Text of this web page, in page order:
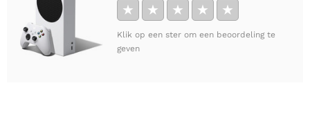
★ ★ ★ ★ ★
Klik op een ster om een beoordeling te
geven